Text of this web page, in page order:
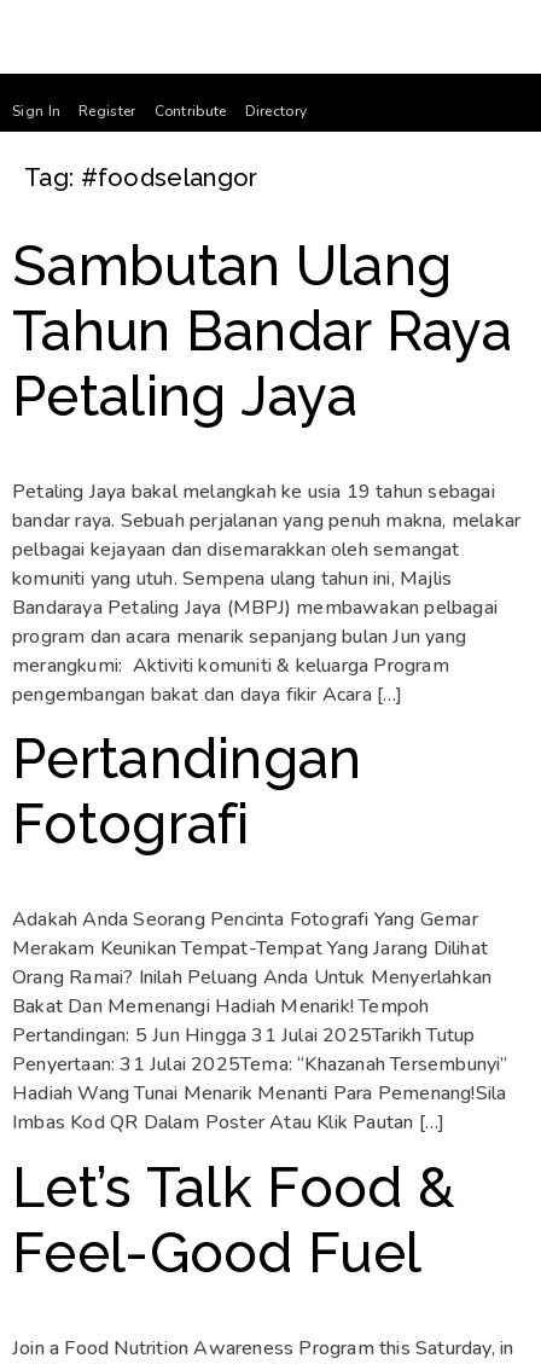
Sign In Register Contribute Directory
Tag: #foodselangor
Sambutan Ulang
Tahun Bandar Raya
Petaling Jaya
Petaling Jaya bakal melangkah ke usia 19 tahun sebagai
bandar raya. Sebuah perjalanan yang penuh makna, melakar
pelbagai kejayaan dan disemarakkan oleh semangat
komuniti yang utuh. Sempena ulang tahun ini, Majlis
Bandaraya Petaling Jaya (MBPJ) membawakan pelbagai
program dan acara menarik sepanjang bulan Jun yang
merangkumi: Aktiviti komuniti & keluarga Program
pengembangan bakat dan daya fikir Acara […]
Pertandingan
Fotografi
Adakah Anda Seorang Pencinta Fotografi Yang Gemar
Merakam Keunikan Tempat-Tempat Yang Jarang Dilihat
Orang Ramai? Inilah Peluang Anda Untuk Menyerlahkan
Bakat Dan Memenangi Hadiah Menarik! Tempoh
Pertandingan: 5 Jun Hingga 31 Julai 2025Tarikh Tutup
Penyertaan: 31 Julai 2025Tema: “Khazanah Tersembunyi”
Hadiah Wang Tunai Menarik Menanti Para Pemenang!Sila
Imbas Kod QR Dalam Poster Atau Klik Pautan […]
Let’s Talk Food &
Feel-Good Fuel
Join a Food Nutrition Awareness Program this Saturday, in